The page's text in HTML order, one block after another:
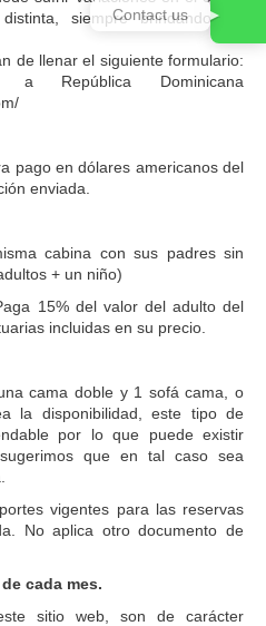
siempre brindando los
de llenar el siguiente formulario:
República Dominicana
pago en dólares americanos del
enviada.
cabina con sus padres sin
+ un niño)
15% del valor del adulto del
incluidas en su precio.
cama doble y 1 sofá cama, o
la disponibilidad, este tipo de
por lo que puede existir
que en tal caso sea
vigentes para las reservas
No aplica otro documento de
cada mes.
sitio web, son de carácter
Contact us